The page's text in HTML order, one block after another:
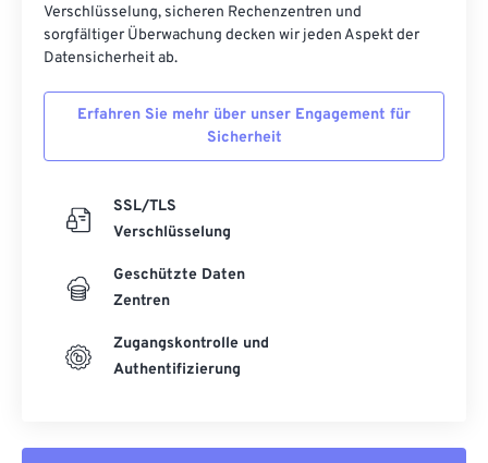
Verschlüsselung, sicheren Rechenzentren und
sorgfältiger Überwachung decken wir jeden Aspekt der
Datensicherheit ab.
Erfahren Sie mehr über unser Engagement für
Sicherheit
SSL/TLS
Verschlüsselung
Geschützte Daten
Zentren
Zugangskontrolle und
Authentifizierung